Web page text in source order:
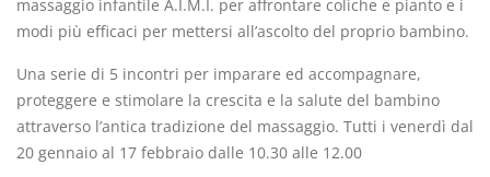
massaggio infantile A.I.M.I. per affrontare coliche e pianto e i
modi più efficaci per mettersi all’ascolto del proprio bambino.
Una serie di 5 incontri per imparare ed accompagnare,
proteggere e stimolare la crescita e la salute del bambino
attraverso l’antica tradizione del massaggio. Tutti i venerdì dal
20 gennaio al 17 febbraio dalle 10.30 alle 12.00